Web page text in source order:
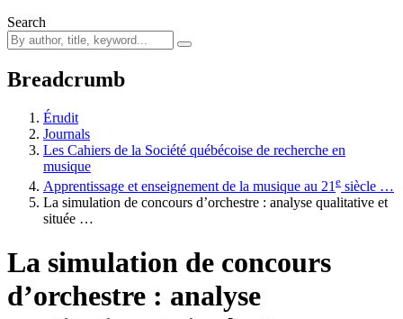
Search
Breadcrumb
Érudit
Journals
Les Cahiers de la Société québécoise de recherche en
musique
Apprentissage et enseignement de la musique au 21 e siècle …
La simulation de concours d’orchestre : analyse qualitative et
située …
La simulation de concours
d’orchestre : analyse